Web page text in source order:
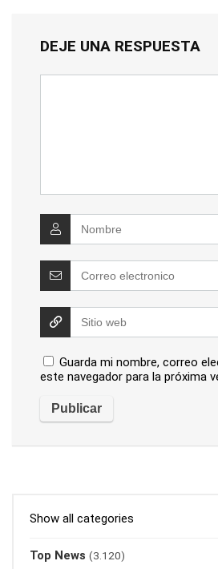
DEJE UNA RESPUESTA
Guarda mi nombre, correo
este navegador para la próxima
Show all categories
Top News (3.120)